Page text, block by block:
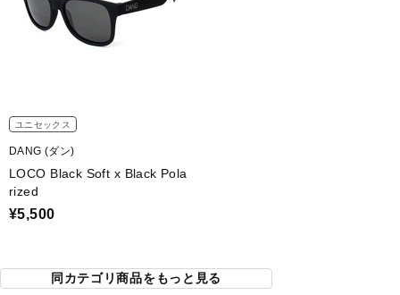
ユニセックス
DANG (ダン)
LOCO Black Soft x Black Pola
rized
¥5,500
同カテゴリ商品をもっと見る